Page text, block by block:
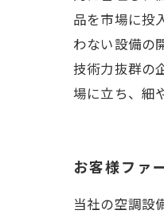
品を市場に投
わない設備の
技術力抜群の
場に立ち、細
お客様ファ
当社の空調設